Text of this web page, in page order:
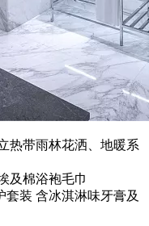
热带雨林花洒、地暖系
及棉浴袍毛巾
装 含冰淇淋味牙膏及